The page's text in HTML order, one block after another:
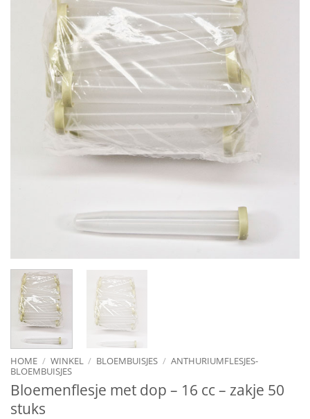
HOME / WINKEL / BLOEMBUISJES / ANTHURIUMFLESJES-
BLOEMBUISJES
Bloemenflesje met dop – 16 cc – zakje 50
stuks